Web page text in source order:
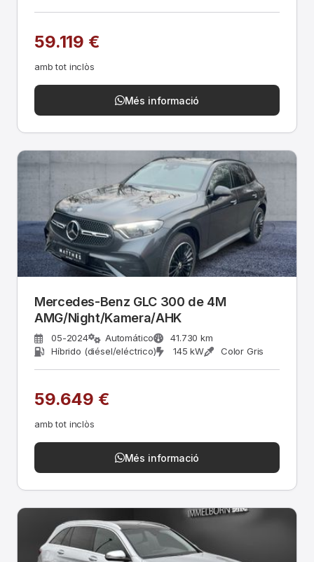
59.119 €
amb tot inclòs
Més informació
Mercedes-Benz GLC 300 de 4M
AMG/Night/Kamera/AHK
05-2024 Automático
41.730 km
Híbrido (diésel/eléctrico)
145 kW Color Gris
59.649 €
amb tot inclòs
Més informació